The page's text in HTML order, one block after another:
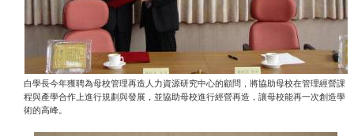
白學長今年獲聘為母校管理再造人力資源研究中心的顧問，將協助母校在管理經營課
程與產學合作上進行規劃與發展，並協助母校進行經營再造，讓母校能再一次創造學
術的高峰。